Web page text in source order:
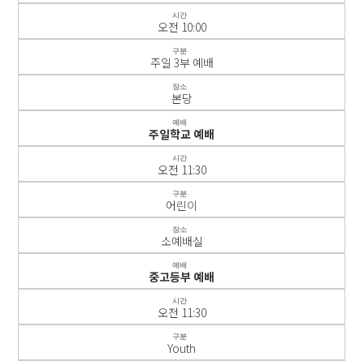
시간
오전 10:00
구분
주일 3부 예배
장소
본당
예배
주일학교 예배
시간
오전 11:30
구분
어린이
장소
소예배실
예배
중고등부 예배
시간
오전 11:30
구분
Youth